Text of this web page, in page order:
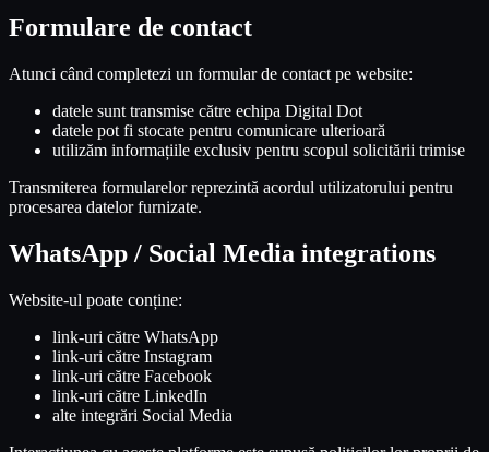
Formulare de contact
Atunci când completezi un formular de contact pe website:
datele sunt transmise către echipa Digital Dot
datele pot fi stocate pentru comunicare ulterioară
utilizăm informațiile exclusiv pentru scopul solicitării trimise
Transmiterea formularelor reprezintă acordul utilizatorului pentru
procesarea datelor furnizate.
WhatsApp / Social Media integrations
Website-ul poate conține:
link-uri către WhatsApp
link-uri către Instagram
link-uri către Facebook
link-uri către LinkedIn
alte integrări Social Media